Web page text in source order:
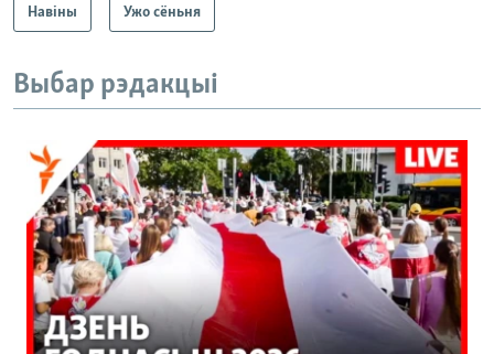
Навіны Ужо сёньня
Выбар рэдакцыі